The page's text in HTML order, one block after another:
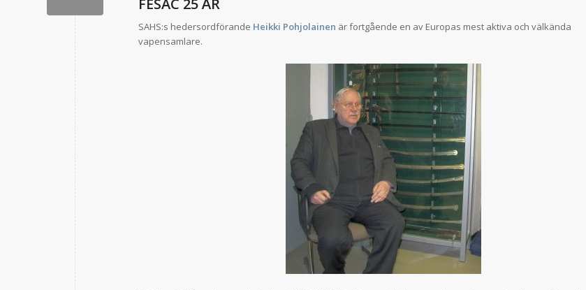
FESAC 25 ÅR
SAHS:s hedersordförande Heikki Pohjolainen är fortgående en av Europas mest aktiva och välkända
vapensamlare.